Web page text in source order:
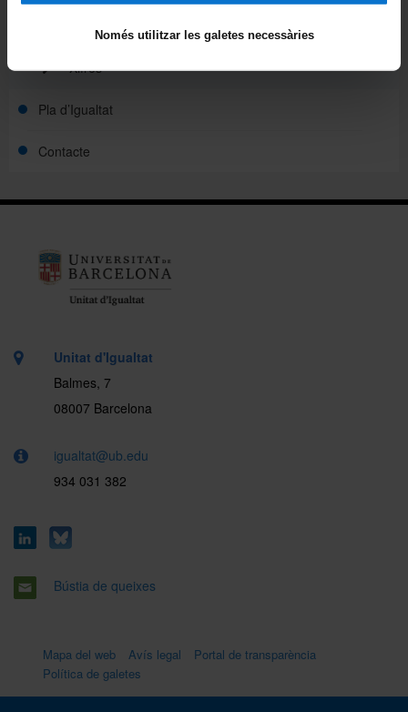
Només utilitzar les galetes necessàries
Xifres
Pla d’Igualtat
Contacte
Unitat d'Igualtat
Balmes, 7
08007 Barcelona
igualtat@ub.edu
934 031 382
Bústia de queixes
Mapa del web Avís legal
Portal de transparència
Política de galetes